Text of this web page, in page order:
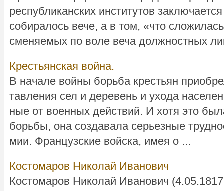
республиканских институтов
собиралось вече, а в том, «что
сменяемых по воле веча должностных
Кре­сть­ян­ская вой­на.
В на­ча­ле вой­ны борь­ба кре­сть­ян
тав­ле­ния сел и де­ре­вень и ухо­да
ные от во­ен­ных дей­ст­вий. И хо­тя это
борь­бы, она соз­да­ва­ла серь­ез­ные
мии. Фран­цуз­ские вой­ска, имея о ...
Костомаров Николай Иванович
Костомаров Николай Иванович